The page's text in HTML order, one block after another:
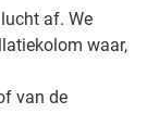
af. We
waar,
van de